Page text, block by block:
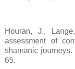
Houran, J.,
assessment of
shamanic journeys.
65.